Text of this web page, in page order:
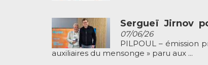
Sergueï Jirnov
07/06/26
PILPOUL – émission
auxiliaires du mensonge » paru aux ...